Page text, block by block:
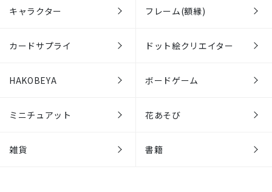
キャラクター フレーム(額縁)
カードサプライ ドット絵クリエイター
HAKOBEYA ボードゲーム
ミニチュアット 花あそび
雑貨 書籍